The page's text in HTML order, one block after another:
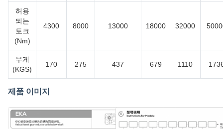
허용
되는
토크
(Nm)
4300 8000 13000 18000 32000
무게
(KGS)
170 275 437 679 1110
제품 이미지